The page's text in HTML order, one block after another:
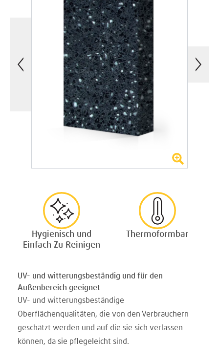
Hygienisch und
Einfach Zu Reinigen
Thermoformbar
UV- und witterungsbeständig und für den
Außenbereich geeignet
UV- und witterungsbeständige
Oberflächenqualitäten, die von den Verbrauchern
geschätzt werden und auf die sie sich verlassen
können, da sie pflegeleicht sind.